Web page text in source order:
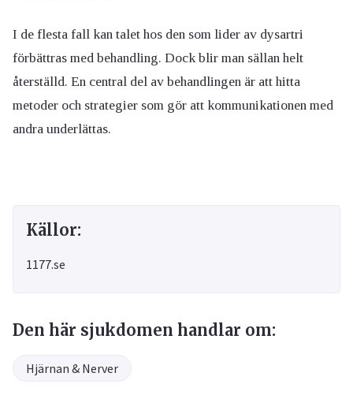
I de flesta fall kan talet hos den som lider av dysartri
förbättras med behandling. Dock blir man sällan helt
återställd. En central del av behandlingen är att hitta
metoder och strategier som gör att kommunikationen med
andra underlättas.
Källor:
1177.se
Den här sjukdomen handlar om:
Hjärnan & Nerver